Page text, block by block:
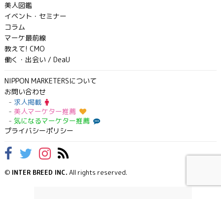
美人図鑑
イベント・セミナー
コラム
マーケ最前線
教えて! CMO
働く・出会い / DeaU
NIPPON MARKETERSについて
お問い合わせ
求人掲載
美人マーケター推薦
気になるマーケター推薦
プライバシーポリシー
© INTER BREED INC. All rights reserved.